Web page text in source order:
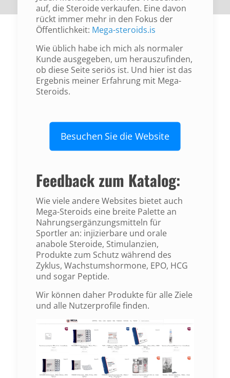
auf, die Steroide verkaufen. Eine davon
rückt immer mehr in den Fokus der
Öffentlichkeit: Mega-steroids.is
Wie üblich habe ich mich als normaler
Kunde ausgegeben, um herauszufinden,
ob diese Seite seriös ist. Und hier ist das
Ergebnis meiner Erfahrung mit Mega-
Steroids.
Besuchen Sie die Website
Feedback zum Katalog:
Wie viele andere Websites bietet auch
Mega-Steroids eine breite Palette an
Nahrungsergänzungsmitteln für
Sportler an: injizierbare und orale
anabole Steroide, Stimulanzien,
Produkte zum Schutz während des
Zyklus, Wachstumshormone, EPO, HCG
und sogar Peptide.
Wir können daher Produkte für alle Ziele
und alle Nutzerprofile finden.